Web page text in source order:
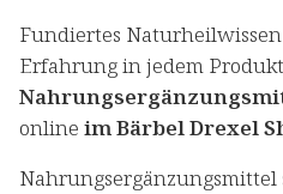
Fundiertes
Erfahrung in jedem
online im Bärbel Drexel